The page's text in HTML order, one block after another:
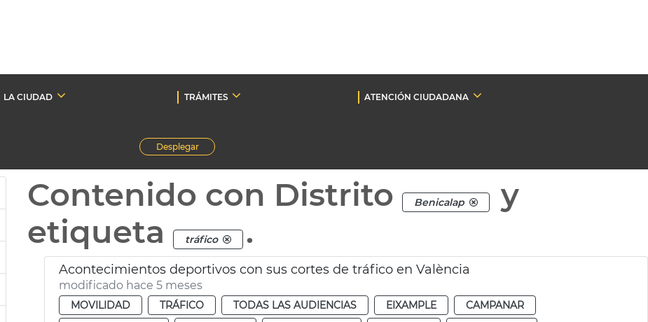
LA CIUDAD TRÁMITES
ATENCIÓN CIUDADANA
Desplegar
Contenido con Distrito Benicalap
y
etiqueta
tráfico .
Acontecimientos deportivos con sus cortes de tráfico en València
modificado hace 5 meses
MOVILIDAD TRÁFICO TODAS LAS AUDIENCIAS EIXAMPLE
CAMPANAR